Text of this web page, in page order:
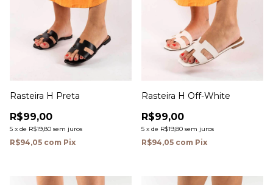
Rasteira H Preta
R$99,00
5 x de R$19,80 sem juros
R$94,05 com Pix
Rasteira H Off-White
R$99,00
5 x de R$19,80 sem juros
R$94,05 com Pix